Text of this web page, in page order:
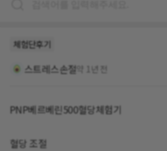
체험단후기
스트레스손절 약 1년 전
PNP베르베린500혈당체험기
혈당 조절